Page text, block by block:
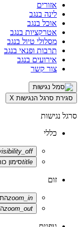
אזורים
לינה בנגב
אוכל בנגב
אטרקציות בנגב
מסלולי טיול בנגב
תרבות ופנאי בנגב
אירועים בנגב
צור קשר
סגירת סרגל הנגישות X
סרגל נגישות
כללי
titleסימון
זום
zoom_in
zoom_out